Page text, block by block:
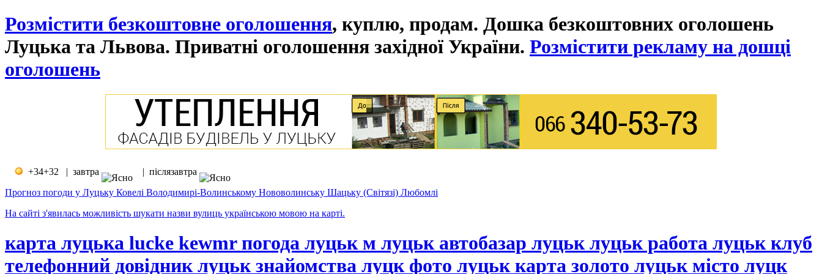
Розмістити безкоштовне оголошення, куплю, продам. Дошка безкоштовних оголошень
Луцька та Львова. Приватні оголошення західної України. Розмістити рекламу на дошці
оголошень
+34+32 | завтра
| післязавтра
Прогноз погоди у Луцьку Ковелі Володимирі-Волинському Нововолинську Шацьку (Світязі) Любомлі
На сайті з'явилась можливість шукати назви вулиць українською мовою на карті.
карта луцька lucke kewmr погода луцьк м луцьк автобазар луцьк луцьк работа луцьк клуб
телефонний довідник луцьк знайомства луцк фото луцьк карта золото луцьк місто луцк